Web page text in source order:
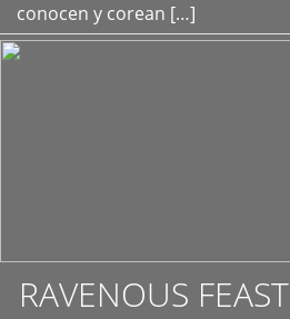
conocen y corean […]
RAVENOUS FEAST